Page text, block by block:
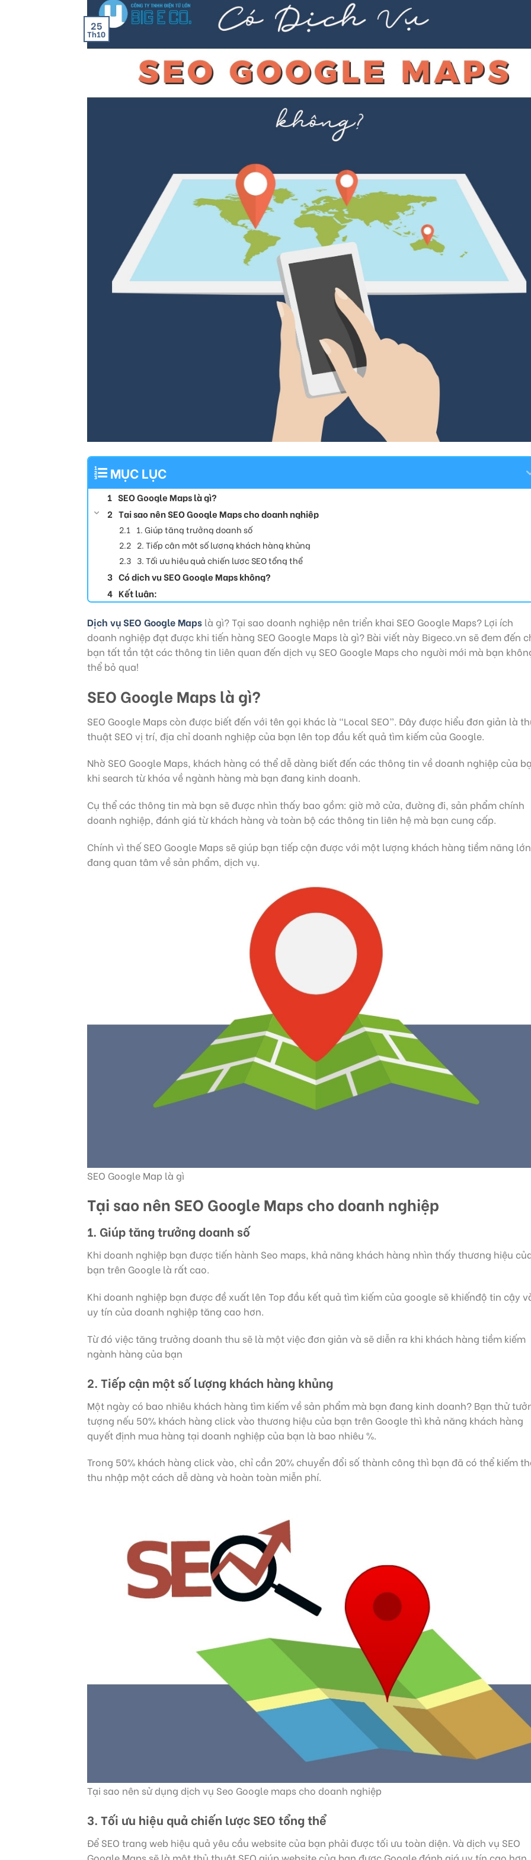
25
Th10
MỤC LỤC
SEO Google Maps là gì?
Tại sao nên SEO Google Maps cho doanh nghiệp
1. Giúp tăng trưởng doanh số
2. Tiếp cận một số lượng khách hàng khủng
3. Tối ưu hiệu quả chiến lược SEO tổng thể
Có dịch vụ SEO Google Maps không?
Kết luận:
Dịch vụ SEO Google Maps là gì? Tại sao doanh nghiệp nên triển khai SEO Google Maps? Lợi ích
doanh nghiệp đạt được khi tiến hàng SEO Google Maps là gì? Bài viết này Bigeco.vn sẽ đem đến
bạn tất tần tật các thông tin liên quan đến dịch vụ SEO Google Maps cho người mới mà bạn
thể bỏ qua!
SEO Google Maps là gì?
SEO Google Maps còn được biết đến với tên gọi khác là “Local SEO”. Đây được hiểu đơn giản là
thuật SEO vị trí, địa chỉ doanh nghiệp của bạn lên top đầu kết quả tìm kiếm của Google.
Nhờ SEO Google Maps, khách hàng có thể dễ dàng biết đến các thông tin về doanh nghiệp của
khi search từ khóa về ngành hàng mà bạn đang kinh doanh.
Cụ thể các thông tin mà bạn sẽ được nhìn thấy bao gồm: giờ mở cửa, đường đi, sản phẩm chính
doanh nghiệp, đánh giá từ khách hàng và toàn bộ các thông tin liên hệ mà bạn cung cấp.
Chính vì thế SEO Google Maps sẽ giúp bạn tiếp cận được với một lượng khách hàng tiềm năng lớn
đang quan tâm về sản phẩm, dịch vụ.
SEO Google Map là gì
Tại sao nên SEO Google Maps cho doanh nghiệp
1. Giúp tăng trưởng doanh số
Khi doanh nghiệp bạn được tiến hành Seo maps, khả năng khách hàng nhìn thấy thương hiệu
bạn trên Google là rất cao.
Khi doanh nghiệp bạn được đề xuất lên Top đầu kết quả tìm kiếm của google sẽ khiếnđộ tin cậy
uy tín của doanh nghiệp tăng cao hơn.
Từ đó việc tăng trưởng doanh thu sẽ là một việc đơn giản và sẽ diễn ra khi khách hàng tiềm kiếm
ngành hàng của bạn
2. Tiếp cận một số lượng khách hàng khủng
Một ngày có bao nhiêu khách hàng tìm kiếm về sản phẩm mà bạn đang kinh doanh? Bạn thử
tượng nếu 50% khách hàng click vào thương hiệu của bạn trên Google thì khả năng khách hàng
quyết định mua hàng tại doanh nghiệp của bạn là bao nhiêu %.
Trong 50% khách hàng click vào, chỉ cần 20% chuyển đổi số thành công thì bạn đã có thể kiếm
thu nhập một cách dễ dàng và hoàn toàn miễn phí.
Tại sao nên sử dụng dịch vụ Seo Google maps cho doanh nghiệp
3. Tối ưu hiệu quả chiến lược SEO tổng thể
Để SEO trang web hiệu quả yêu cầu website của bạn phải được tối ưu toàn diện. Và dịch vụ SEO
Google Maps sẽ là một thủ thuật SEO giúp website của bạn được Google đánh giá uy tín cao hơn